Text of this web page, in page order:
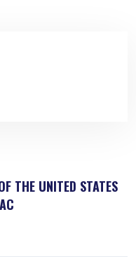
THE UNITED STATES